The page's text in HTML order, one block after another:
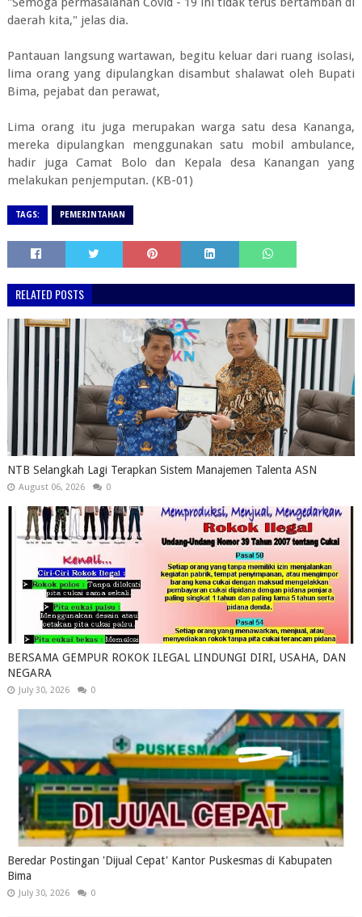
daerah kita," jelas dia.
Pantauan langsung wartawan, begitu keluar dari ruang isolasi,
lima orang yang dipulangkan disambut shalawat oleh Bupati
Bima, pejabat dan perawat,
Lima orang itu juga merupakan warga satu desa Kananga,
mereka dipulangkan menggunakan satu mobil ambulance,
hadir juga Camat Bolo dan Kepala desa Kanangan yang
melakukan penjemputan. (KB-01)
TAGS: PEMERINTAHAN
RELATED POSTS
NTB Selangkah Lagi Terapkan Sistem Manajemen Talenta ASN
August 06, 2026 0
BERSAMA GEMPUR ROKOK ILEGAL LINDUNGI DIRI, USAHA, DAN
NEGARA
July 30, 2026 0
Beredar Postingan 'Dijual Cepat' Kantor Puskesmas di Kabupaten
Bima
July 30, 2026 0